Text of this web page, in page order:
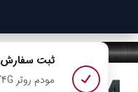
ثبت سفارش